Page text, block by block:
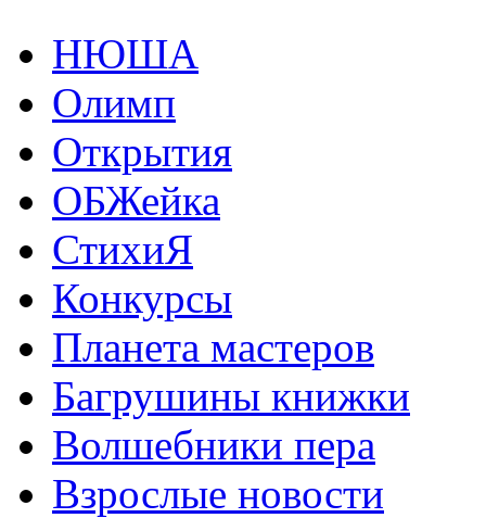
НЮША
Олимп
Открытия
ОБЖейка
СтихиЯ
Конкурсы
Планета мастеров
Багрушины книжки
Волшебники пера
Взрослые новости